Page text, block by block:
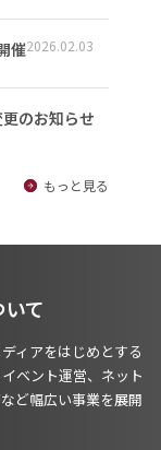
催2026.02.03
のお知らせ
もっと見る
て
ィアをはじめとする
ベント運営、ネット
ど幅広い事業を展開